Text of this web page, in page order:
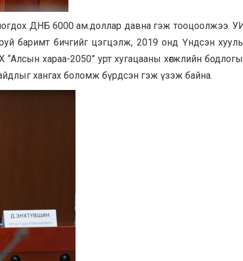
ногдох ДНБ 6000 ам.доллар давна гэж тооцоолжээ.
баримт бичгийг цэгцэлж, 2019 онд Үндсэн
“Алсын хараа-2050” урт хугацааны хөгжлийн
хангах боломж бүрдсэн гэж үзэж байна.